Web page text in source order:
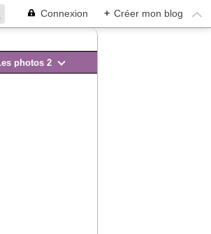
Connexion + Créer mon blog
photos 2